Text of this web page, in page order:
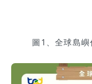
圖1、全球島